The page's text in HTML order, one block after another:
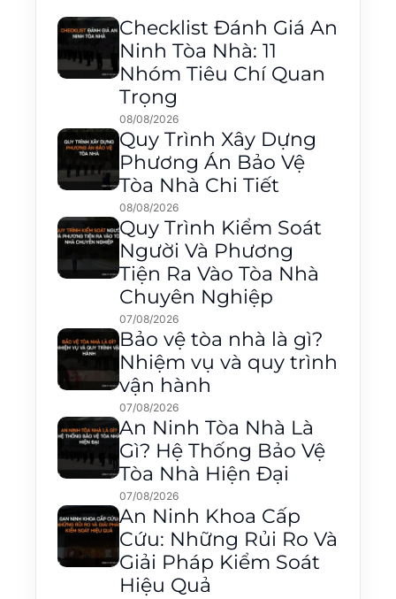
Checklist Đánh Giá An
Ninh Tòa Nhà: 11
Nhóm Tiêu Chí Quan
Trọng
08/08/2026
Quy Trình Xây Dựng
Phương Án Bảo Vệ
Tòa Nhà Chi Tiết
08/08/2026
Quy Trình Kiểm Soát
Người Và Phương
Tiện Ra Vào Tòa Nhà
Chuyên Nghiệp
07/08/2026
Bảo vệ tòa nhà là gì?
Nhiệm vụ và quy trình
vận hành
07/08/2026
An Ninh Tòa Nhà Là
Gì? Hệ Thống Bảo Vệ
Tòa Nhà Hiện Đại
07/08/2026
An Ninh Khoa Cấp
Cứu: Những Rủi Ro Và
Giải Pháp Kiểm Soát
Hiệu Quả